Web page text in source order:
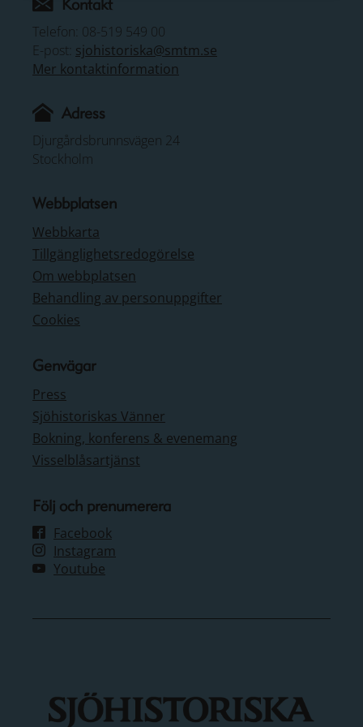
Kontakt
Telefon: 08-519 549 00
E-post: sjohistoriska@smtm.se
Mer kontaktinformation
Adress
Djurgårdsbrunnsvägen 24
Stockholm
Webbplatsen
Webbkarta
Tillgänglighetsredogörelse
Om webbplatsen
Behandling av personuppgifter
Cookies
Genvägar
Press
Sjöhistoriskas Vänner
Bokning, konferens & evenemang
Visselblåsartjänst
Följ och prenumerera
Facebook
Instagram
Youtube